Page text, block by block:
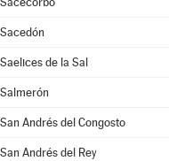
Sacedón
Saelices de la Sal
Salmerón
San Andrés del Congosto
San Andrés del Rey